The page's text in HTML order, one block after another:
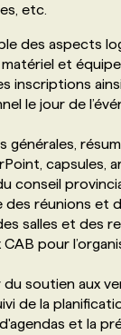
etc.
des aspects
et
inscriptions
le jour de
générales,
capsules,
conseil
des réunions et
salles et des
pour
soutien aux
de la
et la